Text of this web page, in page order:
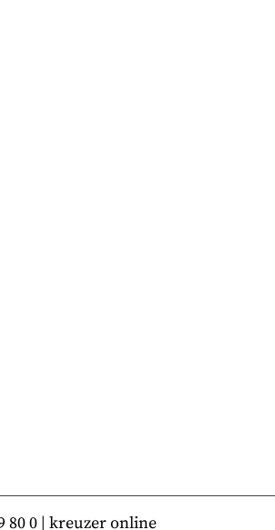
80 0 | kreuzer online